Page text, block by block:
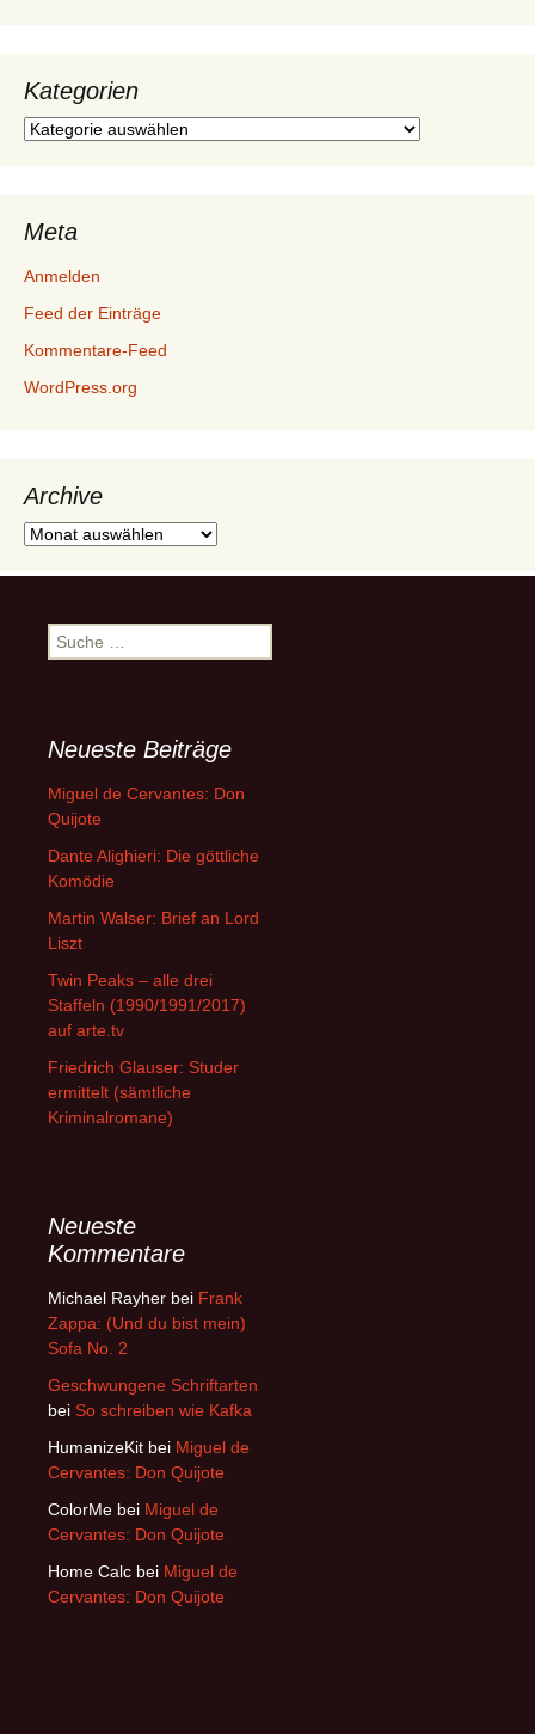
Kategorien
Kategorien
Meta
Anmelden
Feed der Einträge
Kommentare-Feed
WordPress.org
Archive
Archive
Suche
nach:
Neueste Beiträge
Miguel de Cervantes: Don
Quijote
Dante Alighieri: Die göttliche
Komödie
Martin Walser: Brief an Lord
Liszt
Twin Peaks – alle drei
Staffeln (1990/1991/2017)
auf arte.tv
Friedrich Glauser: Studer
ermittelt (sämtliche
Kriminalromane)
Neueste
Kommentare
Michael Rayher bei Frank
Zappa: (Und du bist mein)
Sofa No. 2
Geschwungene Schriftarten
bei So schreiben wie Kafka
HumanizeKit bei Miguel de
Cervantes: Don Quijote
ColorMe bei Miguel de
Cervantes: Don Quijote
Home Calc bei Miguel de
Cervantes: Don Quijote